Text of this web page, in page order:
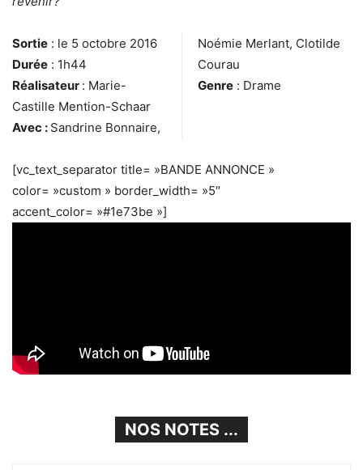
Sortie : le 5 octobre 2016
Durée : 1h44
Réalisateur : Marie-
Castille Mention-Schaar
Avec : Sandrine Bonnaire,
Noémie Merlant, Clotilde
Courau
Genre : Drame
[vc_text_separator title= »BANDE ANNONCE »
color= »custom » border_width= »5″
accent_color= »#1e73be »]
NOS NOTES ...